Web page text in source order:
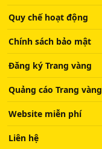
Quy chế hoạt động
Chính sách bảo mật
Đăng ký Trang vàng
Quảng cáo Trang vàng
Website miễn phí
Liên hệ